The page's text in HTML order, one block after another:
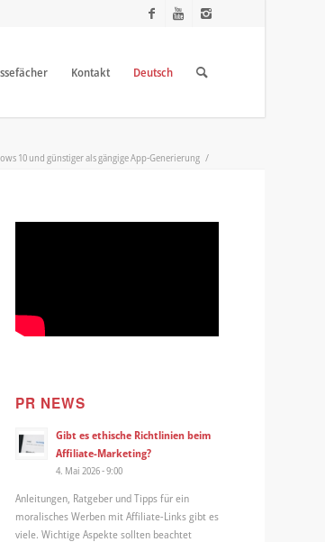
Kontakt Deutsch
10 und günstiger als gängige App-Generierung /
PR NEWS
Gibt es ethische Richtlinien beim
Affiliate-Marketing?
4. Mai 2026 - 9:00
Anleitungen, Ratgeber und Tipps für ein
moralisches Werben mit Affiliate-Links gibt es
viele. Wichtige Aspekte sollten beachtet